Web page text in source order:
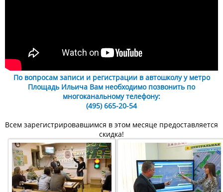
По вопросам записи и регистрации в автошколу у метро
Площадь Ильича Вам необходимо позвонить по
многоканальному телефону:
(495) 665-20-54
Всем зарегистрировавшимся в этом месяце предоставляется
скидка!